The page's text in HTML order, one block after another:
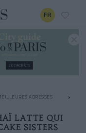
FR
ADRESSES
LATTE QUI
SISTERS